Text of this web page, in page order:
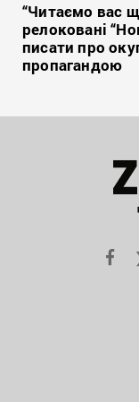
“Читаємо вас
релоковані
писати про
пропагандою